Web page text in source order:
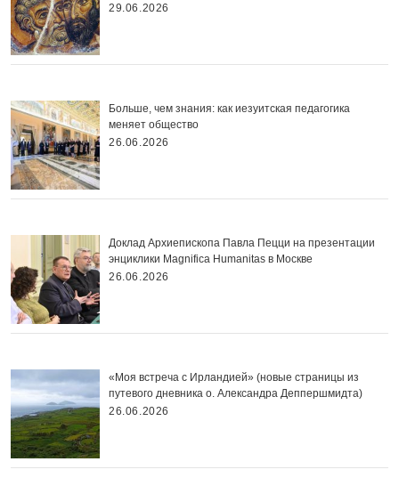
29.06.2026
Больше, чем знания: как иезуитская педагогика
меняет общество
26.06.2026
Доклад Архиепископа Павла Пецци на презентации
энциклики Magnifica Нumanitas в Москве
26.06.2026
«Моя встреча с Ирландией» (новые страницы из
путевого дневника о. Александра Деппершмидта)
26.06.2026